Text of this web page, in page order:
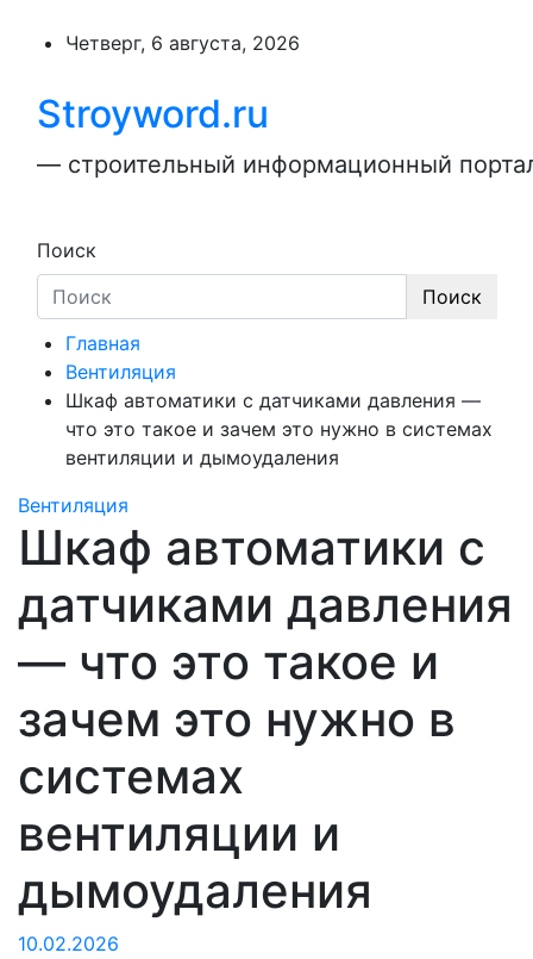
Четверг, 6 августа, 2026
Stroyword.ru
— строительный информационный
Поиск
Поиск
Главная
Вентиляция
Шкаф автоматики с датчиками давления —
что это такое и зачем это нужно в системах
вентиляции и дымоудаления
Вентиляция
Шкаф автоматики с
датчиками давления
— что это такое и
зачем это нужно в
системах
вентиляции и
дымоудаления
10.02.2026